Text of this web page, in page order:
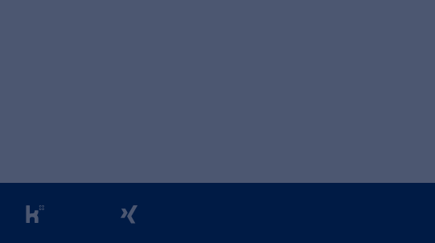
kununu xing